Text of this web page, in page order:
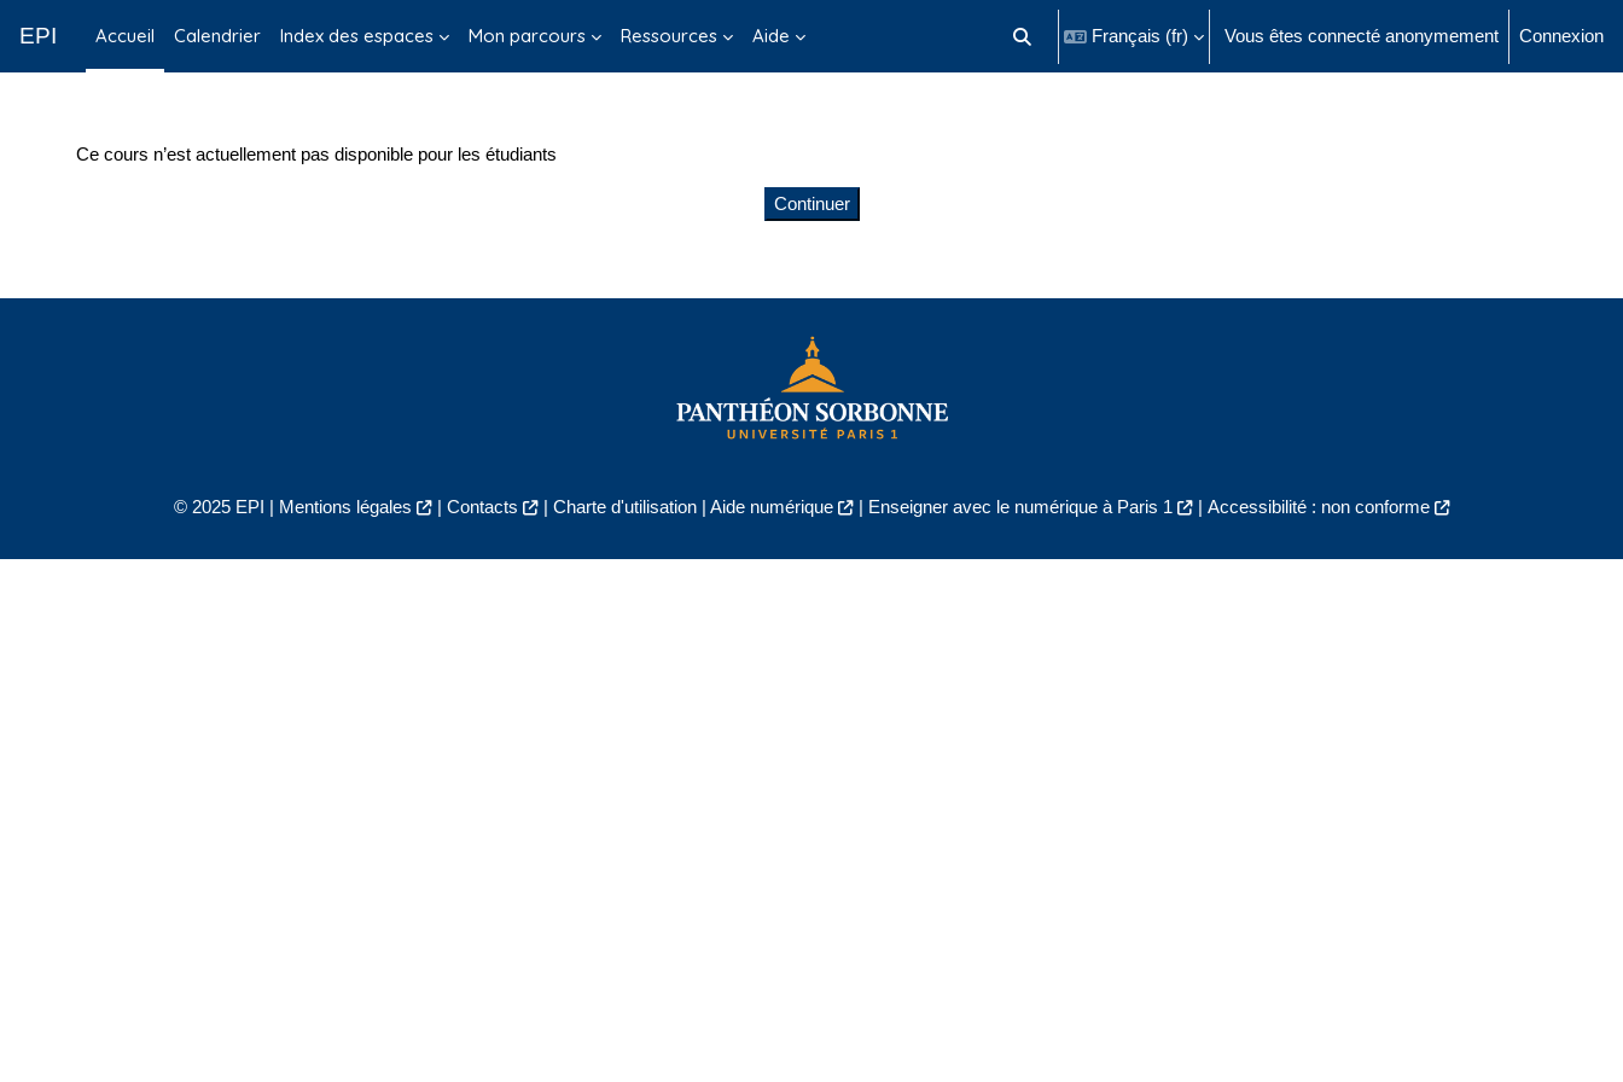
EPI Accueil Calendrier Index des espaces Mon parcours Ressources Aide Activer/désactiver la saisie de recherche
Français ‎(fr)‎ Vous êtes connecté anonymement Connexion
Ce cours n’est actuellement pas disponible pour les étudiants
Continuer
© 2025 EPI | Mentions légales | Contacts | Charte d'utilisation| Aide numérique | Enseigner avec le numérique à Paris 1 | Accessibilité : non conforme